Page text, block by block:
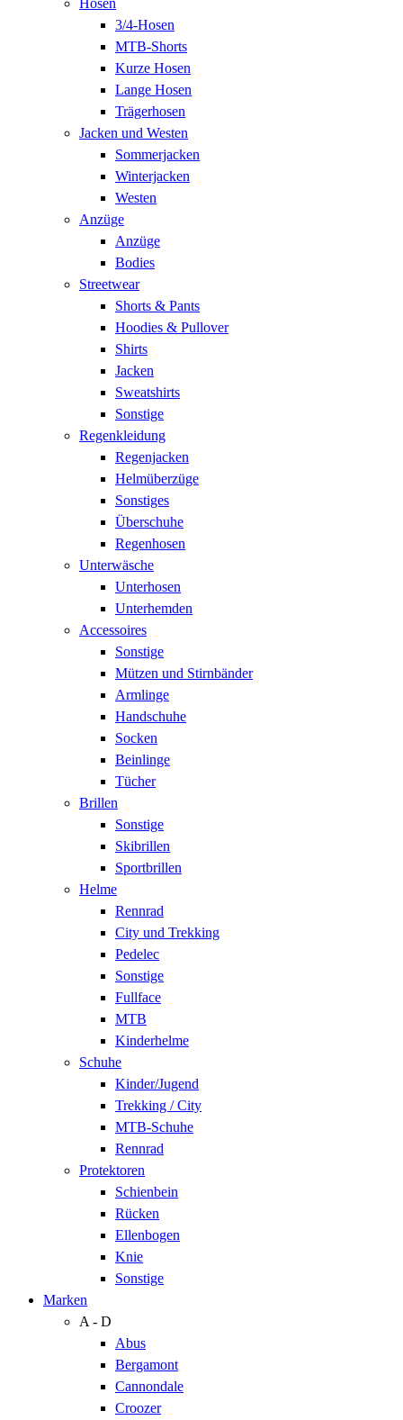
3/4-Hosen
MTB-Shorts
Kurze Hosen
Lange Hosen
Trägerhosen
Jacken und Westen
Sommerjacken
Winterjacken
Westen
Anzüge
Anzüge
Bodies
Streetwear
Shorts & Pants
Hoodies & Pullover
Shirts
Jacken
Sweatshirts
Sonstige
Regenkleidung
Regenjacken
Helmüberzüge
Sonstiges
Überschuhe
Regenhosen
Unterwäsche
Unterhosen
Unterhemden
Accessoires
Sonstige
Mützen und Stirnbänder
Armlinge
Handschuhe
Socken
Beinlinge
Tücher
Brillen
Sonstige
Skibrillen
Sportbrillen
Helme
Rennrad
City und Trekking
Pedelec
Sonstige
Fullface
MTB
Kinderhelme
Schuhe
Kinder/Jugend
Trekking / City
MTB-Schuhe
Rennrad
Protektoren
Schienbein
Rücken
Ellenbogen
Knie
Sonstige
Marken
A - D
Abus
Bergamont
Cannondale
Croozer